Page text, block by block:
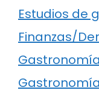
Estudios de
Finanzas/